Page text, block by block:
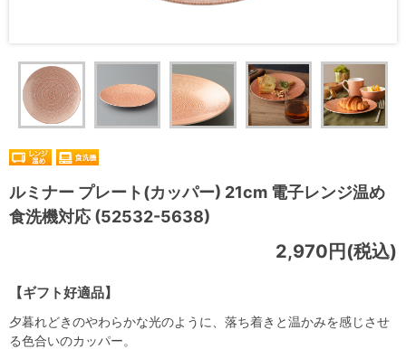
ルミナー プレート(カッパー) 21cm 電子レンジ温め
食洗機対応 (52532-5638)
【ギフト好適品】
2,970円(税込)
夕暮れどきのやわらかな光のように、落ち着きと温かみを感じさせ
る色合いのカッパー。